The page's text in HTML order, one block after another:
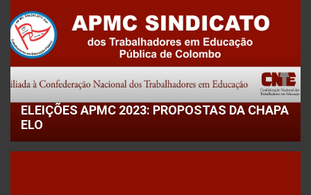
ELEIÇÕES APMC 2023: PROPOSTAS DA CHAPA
ELO